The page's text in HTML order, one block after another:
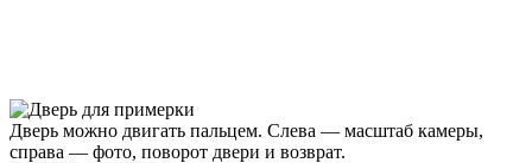
Дверь можно двигать пальцем. Слева — масштаб камеры,
справа — фото, поворот двери и возврат.